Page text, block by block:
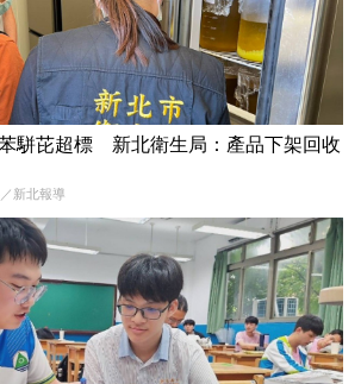
駢芘超標 新北衛生局：產品下架回收
新北報導